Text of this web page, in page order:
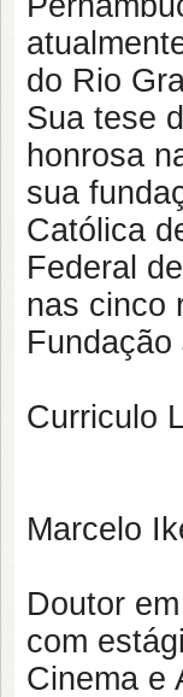
do Rio
Sua tese
honrosa
sua
Católica
Federal
nas cinco
Curriculo
Marcelo
Doutor
com
Cinema e